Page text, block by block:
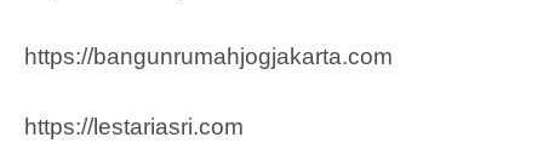
https://bangunrumahjogjakarta.com
https://lestariasri.com